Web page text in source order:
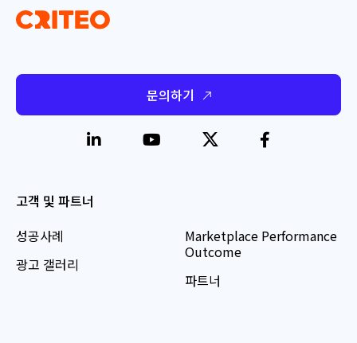
문의하기
고객 및 파트너
성공사례
광고 갤러리
Marketplace Performance
Outcome
파트너